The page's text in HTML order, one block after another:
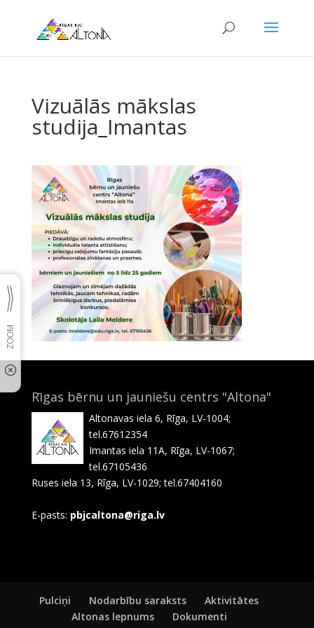
Vizuālās mākslas
studija_Imantas
Rīgas bērnu un jauniešu centrs "Altona"
Altonavas iela 6, Rīga, LV-1004;
tel.67612354
Imantas iela 11A, Rīga, LV-1067;
tel.67105436
Ruses iela 13, Rīga, LV-1029; tel.67404160
E-pasts: pbjcaltona@riga.lv
Pulciņi Nodarbību saraksts
Aktivitātes
Altonas lepnums
Dokumenti